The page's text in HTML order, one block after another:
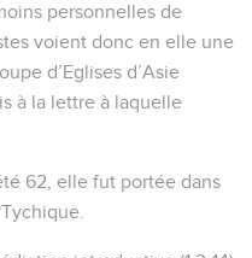
personnelles de
voient donc en elle une
d’Eglises d’Asie
à la lettre à laquelle
62, elle fut portée dans